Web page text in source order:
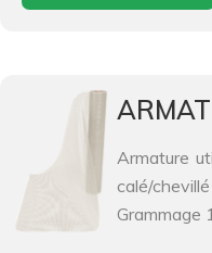
Armature
calé/
Grammage